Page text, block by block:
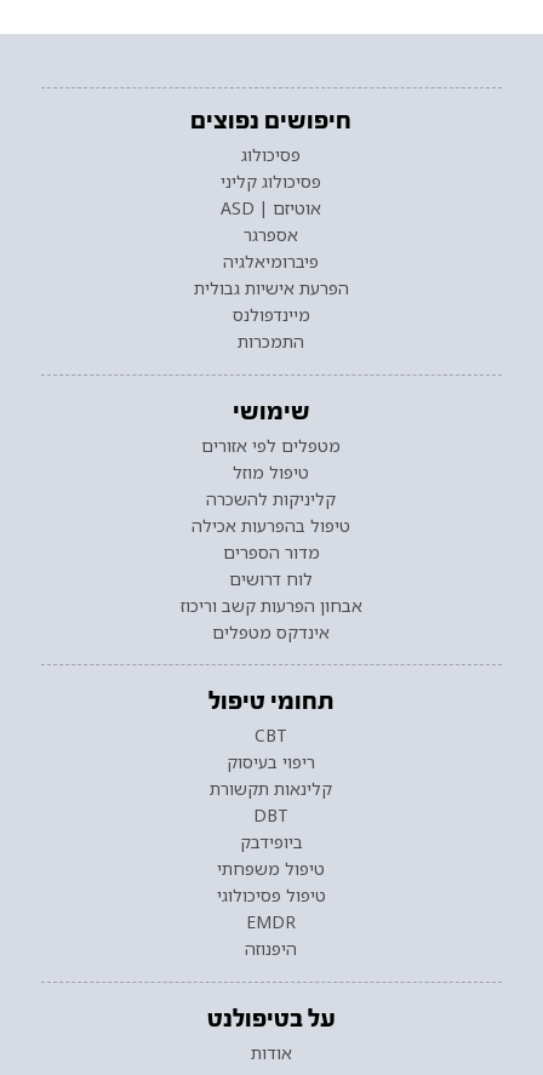
חיפושים נפוצים
פסיכולוג
פסיכולוג קליני
אוטיזם | ASD
אספרגר
פיברומיאלגיה
הפרעת אישיות גבולית
מיינדפולנס
התמכרות
שימושי
מטפלים לפי אזורים
טיפול מוזל
קליניקות להשכרה
טיפול בהפרעות אכילה
מדור הספרים
לוח דרושים
אבחון הפרעות קשב וריכוז
אינדקס מטפלים
תחומי טיפול
CBT
ריפוי בעיסוק
קלינאות תקשורת
DBT
ביופידבק
טיפול משפחתי
טיפול פסיכולוגי
EMDR
היפנוזה
על בטיפולנט
אודות